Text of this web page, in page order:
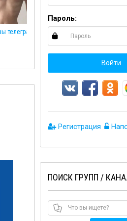
Пароль:
Войти
Регистрация
ПОИСК ГРУПП /